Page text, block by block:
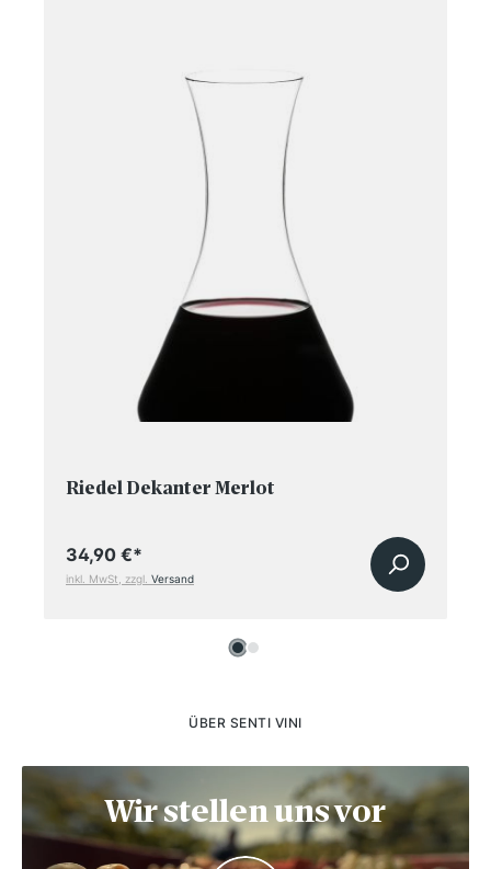
Riedel Dekanter Merlot
34,90 €*
inkl. MwSt, zzgl. Versand
ÜBER SENTI VINI
Wir stellen uns vor